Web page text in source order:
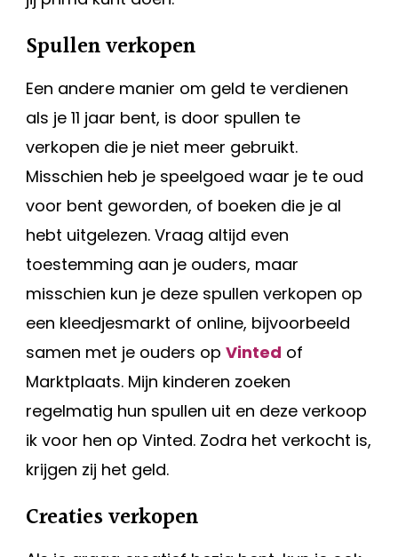
Spullen verkopen
Een andere manier om geld te verdienen
als je 11 jaar bent, is door spullen te
verkopen die je niet meer gebruikt.
Misschien heb je speelgoed waar je te oud
voor bent geworden, of boeken die je al
hebt uitgelezen. Vraag altijd even
toestemming aan je ouders, maar
misschien kun je deze spullen verkopen op
een kleedjesmarkt of online, bijvoorbeeld
samen met je ouders op Vinted of
Marktplaats. Mijn kinderen zoeken
regelmatig hun spullen uit en deze verkoop
ik voor hen op Vinted. Zodra het verkocht is,
krijgen zij het geld.
Creaties verkopen